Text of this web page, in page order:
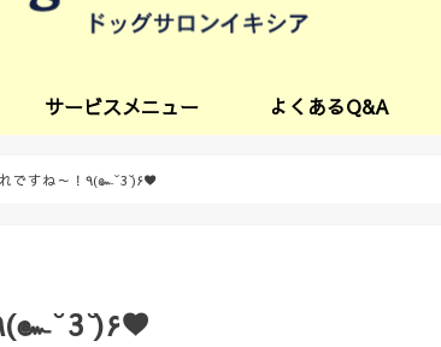
サービスメニュー よくあるQ&A
秋晴れですね～！٩(๛ ̆ 3 ̆)۶♥
秋晴れですね～！٩(๛ ̆ 3 ̆)۶♥